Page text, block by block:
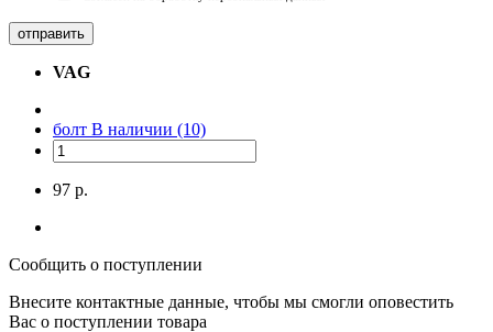
отправить
VAG
болт В наличии (10)
97 р.
Сообщить о поступлении
Внесите контактные данные, чтобы мы смогли оповестить
Вас о поступлении товара